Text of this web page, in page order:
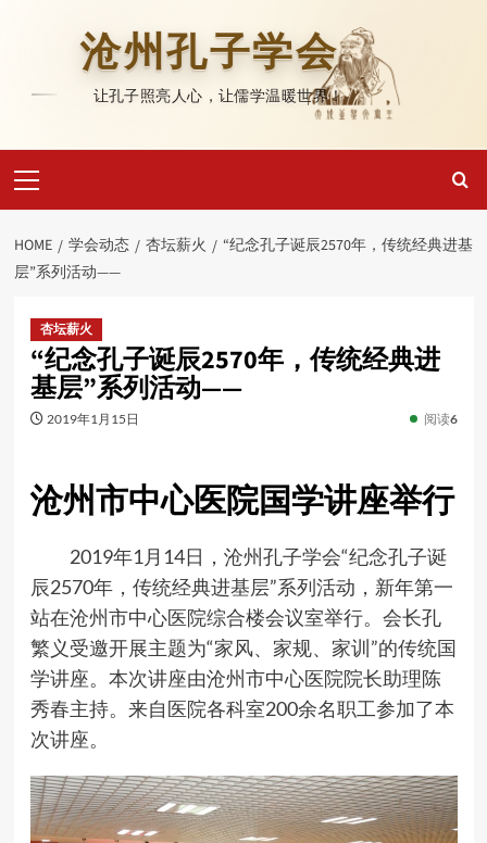
沧州孔子学会
让孔子照亮人心，让儒学温暖世界！
Menu
HOME 学会动态 杏坛薪火
“纪念孔子诞辰2570年，传统经典进基
层”系列活动——
杏坛薪火
“纪念孔子诞辰2570年，传统经典进
基层”系列活动——
2019年1月15日 阅读6
沧州市中心医院国学讲座举行
2019年1月14日，沧州孔子学会“纪念孔子诞
辰2570年，传统经典进基层”系列活动，新年第一
站在沧州市中心医院综合楼会议室举行。会长孔
繁义受邀开展主题为“家风、家规、家训”的传统国
学讲座。本次讲座由沧州市中心医院院长助理陈
秀春主持。来自医院各科室200余名职工参加了本
次讲座。